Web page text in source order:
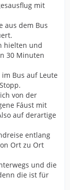
mit
aus dem Bus
hielten und
30 Minuten
Bus auf Leute
von der
Fáust mit
auf derartige
entlang
Ort zu Ort
und die
die ist für